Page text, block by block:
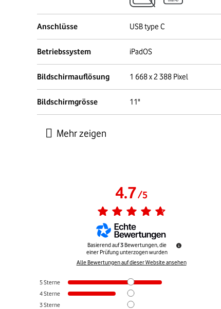
Anschlüsse USB type C
Betriebssystem iPadOS
Bildschirmauflösung 1 668 x 2 388 Pixel
Bildschirmgrösse 11"
4.7/5
Basierend auf3 Bewertungen, die
einer Prüfung unterzogen wurden
Alle Bewertungen auf dieser Website ansehen
5Sterne
4Sterne
3Sterne